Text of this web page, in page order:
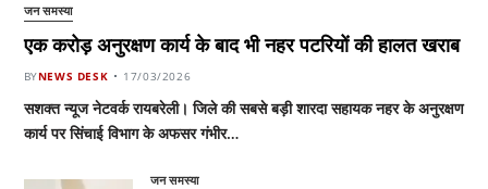
जन समस्या
एक करोड़ अनुरक्षण कार्य के बाद भी नहर पटरियों की हालत खराब
BYNEWS DESK 17/03/2026
सशक्त न्यूज नेटवर्क रायबरेली। जिले की सबसे बड़ी शारदा सहायक नहर के अनुरक्षण
कार्य पर सिंचाई विभाग के अफसर गंभीर…
जन समस्या